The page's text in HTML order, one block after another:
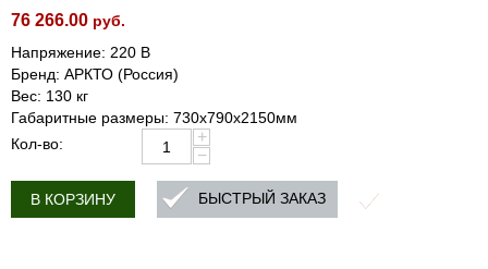
76 266.00 руб.
Напряжение: 220 В
Бренд: АРКТО (Россия)
Вес: 130 кг
Габаритные размеры: 730х790х2150мм
Кол-во:
+
−
В КОРЗИНУ БЫСТРЫЙ ЗАКАЗ